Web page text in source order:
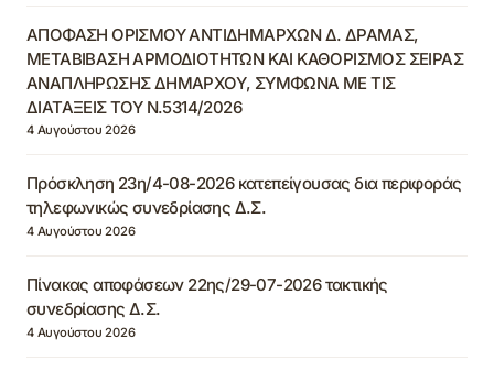
ΑΠΟΦΑΣΗ ΟΡΙΣΜΟΥ ΑΝΤΙΔΗΜΑΡΧΩΝ Δ. ΔΡΑΜΑΣ,
ΜΕΤΑΒΙΒΑΣΗ ΑΡΜΟΔΙΟΤΗΤΩΝ ΚΑΙ ΚΑΘΟΡΙΣΜΟΣ ΣΕΙΡΑΣ
ΑΝΑΠΛΗΡΩΣΗΣ ΔΗΜΑΡΧΟΥ, ΣΥΜΦΩΝΑ ΜΕ ΤΙΣ
ΔΙΑΤΑΞΕΙΣ ΤΟΥ Ν.5314/2026
4 Αυγούστου 2026
Πρόσκληση 23η/4-08-2026 κατεπείγουσας δια περιφοράς
τηλεφωνικώς συνεδρίασης Δ.Σ.
4 Αυγούστου 2026
Πίνακας αποφάσεων 22ης/29-07-2026 τακτικής
συνεδρίασης Δ.Σ.
4 Αυγούστου 2026